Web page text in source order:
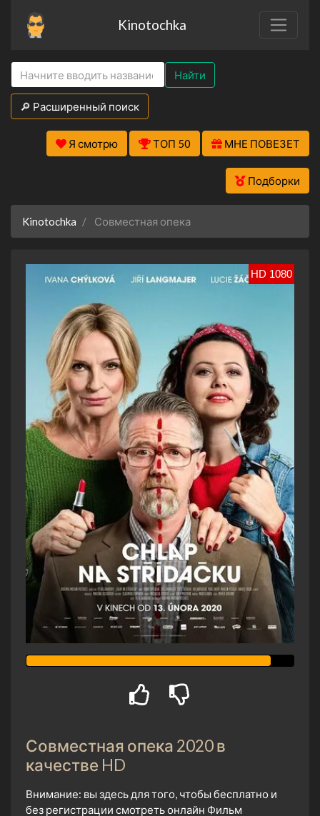
Kinotochka
Найти
🔎 Расширенный поиск
Я смотрю ТОП 50 МНЕ ПОВЕЗЕТ
Подборки
Kinotochka Совместная опека
HD 1080
Совместная опека 2020 в
качестве HD
Внимание: вы здесь для того, чтобы бесплатно и
без регистрации смотреть онлайн Фильм